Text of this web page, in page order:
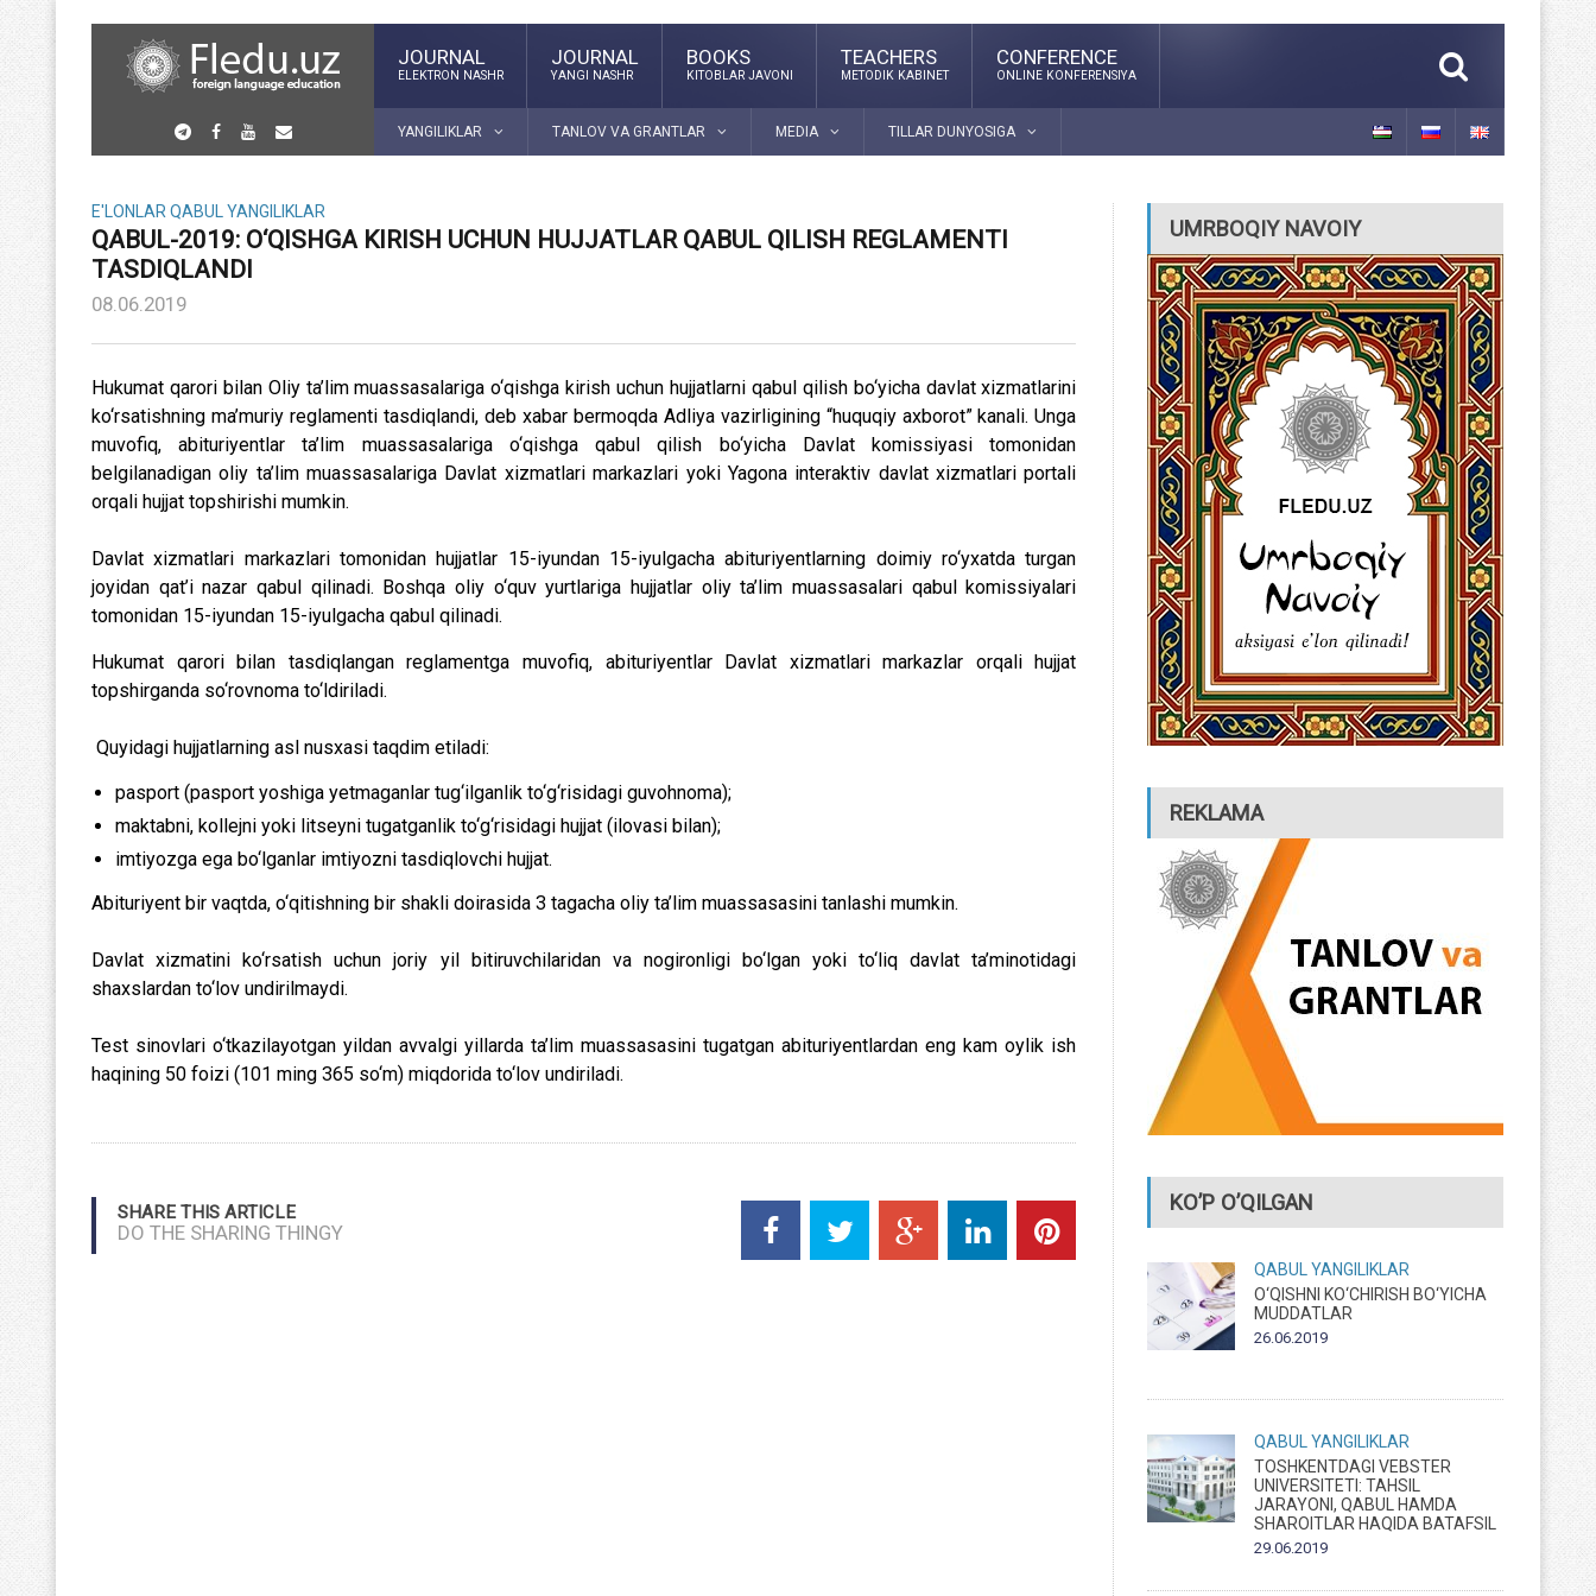
JOURNAL
ELEKTRON NASHR
JOURNAL
YANGI NASHR
BOOKS
KITOBLAR JAVONI
TEACHERS
METODIK KABINET
CONFERENCE
ONLINE KONFERENSIYA
YANGILIKLAR TANLOV VA GRANTLAR MEDIA TILLAR DUNYOSIGA
E'LONLAR QABUL YANGILIKLAR
QABUL-2019: O‘QISHGA KIRISH UCHUN HUJJATLAR QABUL QILISH REGLAMENTI
TASDIQLANDI
08.06.2019
Hukumat qarori bilan Oliy ta’lim muassasalariga o‘qishga kirish uchun hujjatlarni qabul qilish bo‘yicha davlat xizmatlarini
ko‘rsatishning ma’muriy reglamenti tasdiqlandi, deb xabar bermoqda Adliya vazirligining “huquqiy axborot” kanali. Unga
muvofiq, abituriyentlar ta’lim muassasalariga o‘qishga qabul qilish bo‘yicha Davlat komissiyasi tomonidan
belgilanadigan oliy ta’lim muassasalariga Davlat xizmatlari markazlari yoki Yagona interaktiv davlat xizmatlari portali
orqali hujjat topshirishi mumkin.
Davlat xizmatlari markazlari tomonidan hujjatlar 15-iyundan 15-iyulgacha abituriyentlarning doimiy ro‘yxatda turgan
joyidan qat’i nazar qabul qilinadi. Boshqa oliy o‘quv yurtlariga hujjatlar oliy ta’lim muassasalari qabul komissiyalari
tomonidan 15-iyundan 15-iyulgacha qabul qilinadi.
Hukumat qarori bilan tasdiqlangan reglamentga muvofiq, abituriyentlar Davlat xizmatlari markazlar orqali hujjat
topshirganda so‘rovnoma to‘ldiriladi.
Quyidagi hujjatlarning asl nusxasi taqdim etiladi:
pasport (pasport yoshiga yetmaganlar tug‘ilganlik to‘g‘risidagi guvohnoma);
maktabni, kollejni yoki litseyni tugatganlik to‘g‘risidagi hujjat (ilovasi bilan);
imtiyozga ega bo‘lganlar imtiyozni tasdiqlovchi hujjat.
Abituriyent bir vaqtda, o‘qitishning bir shakli doirasida 3 tagacha oliy ta’lim muassasasini tanlashi mumkin.
Davlat xizmatini ko‘rsatish uchun joriy yil bitiruvchilaridan va nogironligi bo‘lgan yoki to‘liq davlat ta’minotidagi
shaxslardan to‘lov undirilmaydi.
Test sinovlari o‘tkazilayotgan yildan avvalgi yillarda ta’lim muassasasini tugatgan abituriyentlardan eng kam oylik ish
haqining 50 foizi (101 ming 365 so‘m) miqdorida to‘lov undiriladi.
SHARE THIS ARTICLE
DO THE SHARING THINGY
UMRBOQIY NAVOIY
REKLAMA
KO’P O’QILGAN
QABUL
YANGILIKLAR
O‘QISHNI KO‘CHIRISH BO‘YICHA
MUDDATLAR
26.06.2019
QABUL
YANGILIKLAR
TOSHKENTDAGI VEBSTER
UNIVERSITETI: TAHSIL
JARAYONI, QABUL HAMDA
SHAROITLAR HAQIDA BATAFSIL
29.06.2019